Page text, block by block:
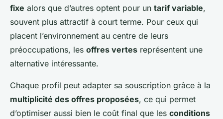
fixe alors que d’autres optent pour un tarif variable,
souvent plus attractif à court terme. Pour ceux qui
placent l’environnement au centre de leurs
préoccupations, les offres vertes représentent une
alternative intéressante.
Chaque profil peut adapter sa souscription grâce à la
multiplicité des offres proposées, ce qui permet
d’optimiser aussi bien le coût final que les conditions